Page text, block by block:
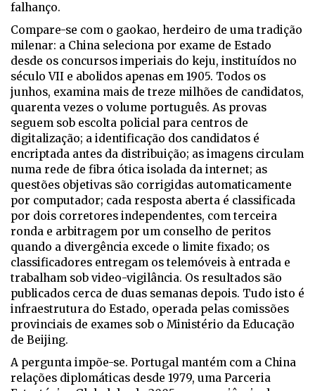
falhanço.
Compare-se com o gaokao, herdeiro de uma tradição
milenar: a China seleciona por exame de Estado
desde os concursos imperiais do keju, instituídos no
século VII e abolidos apenas em 1905. Todos os
junhos, examina mais de treze milhões de candidatos,
quarenta vezes o volume português. As provas
seguem sob escolta policial para centros de
digitalização; a identificação dos candidatos é
encriptada antes da distribuição; as imagens circulam
numa rede de fibra ótica isolada da internet; as
questões objetivas são corrigidas automaticamente
por computador; cada resposta aberta é classificada
por dois corretores independentes, com terceira
ronda e arbitragem por um conselho de peritos
quando a divergência excede o limite fixado; os
classificadores entregam os telemóveis à entrada e
trabalham sob video-vigilância. Os resultados são
publicados cerca de duas semanas depois. Tudo isto é
infraestrutura do Estado, operada pelas comissões
provinciais de exames sob o Ministério da Educação
de Beijing.
A pergunta impõe-se. Portugal mantém com a China
relações diplomáticas desde 1979, uma Parceria